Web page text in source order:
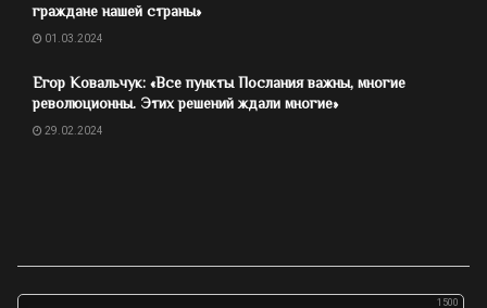
граждане нашей страны»
01.03.2024
Егор Ковальчук: «Все пункты Послания важны, многие
революционны. Этих решений ждали многие»
29.02.2024
1500